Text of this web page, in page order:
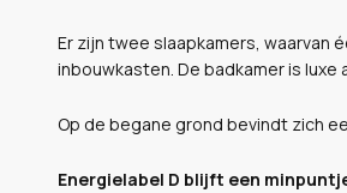
Er zijn twee slaapkamers,
inbouwkasten. De badkamer is
Op de begane grond bevindt zich
Energielabel D blijft een